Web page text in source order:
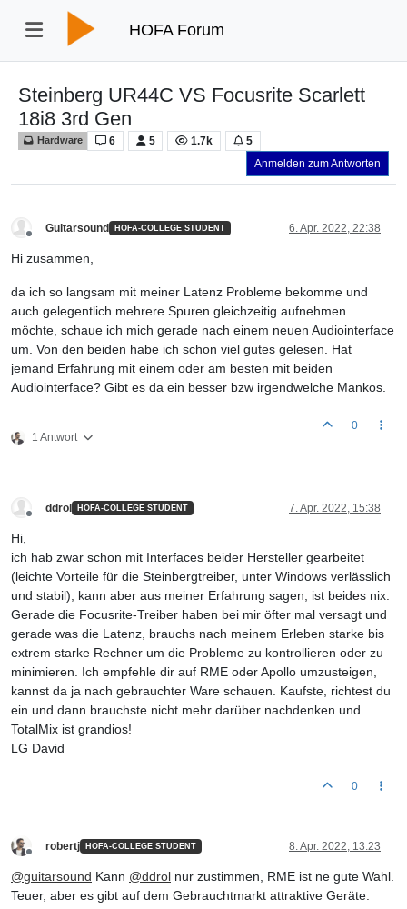
HOFA Forum
Steinberg UR44C VS Focusrite Scarlett
18i8 3rd Gen
Hardware 6 5 1.7k
5
Anmelden zum Antworten
Guitarsound HOFA-COLLEGE STUDENT 6. Apr. 2022, 22:38
Hi zusammen,
da ich so langsam mit meiner Latenz Probleme bekomme und
auch gelegentlich mehrere Spuren gleichzeitig aufnehmen
möchte, schaue ich mich gerade nach einem neuen Audiointerface
um. Von den beiden habe ich schon viel gutes gelesen. Hat
jemand Erfahrung mit einem oder am besten mit beiden
Audiointerface? Gibt es da ein besser bzw irgendwelche Mankos.
1 Antwort
0
ddrol HOFA-COLLEGE STUDENT 7. Apr. 2022, 15:38
Hi,
ich hab zwar schon mit Interfaces beider Hersteller gearbeitet
(leichte Vorteile für die Steinbergtreiber, unter Windows verlässlich
und stabil), kann aber aus meiner Erfahrung sagen, ist beides nix.
Gerade die Focusrite-Treiber haben bei mir öfter mal versagt und
gerade was die Latenz, brauchs nach meinem Erleben starke bis
extrem starke Rechner um die Probleme zu kontrollieren oder zu
minimieren. Ich empfehle dir auf RME oder Apollo umzusteigen,
kannst da ja nach gebrauchter Ware schauen. Kaufste, richtest du
ein und dann brauchste nicht mehr darüber nachdenken und
TotalMix ist grandios!
LG David
0
robertj HOFA-COLLEGE STUDENT 8. Apr. 2022, 13:23
@guitarsound Kann @ddrol nur zustimmen, RME ist ne gute Wahl.
Teuer, aber es gibt auf dem Gebrauchtmarkt attraktive Geräte.